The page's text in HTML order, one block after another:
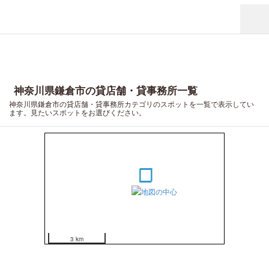
神奈川県鎌倉市の貸店舗・貸事務所一覧
神奈川県鎌倉市の貸店舗・貸事務所カテゴリのスポットを一覧で表示してい
ます。見たいスポットをお選びください。
6
7
3 km